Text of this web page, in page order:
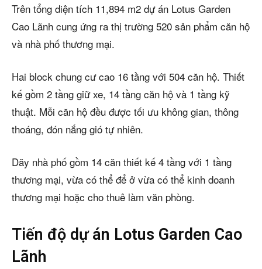
Trên tổng diện tích 11,894 m2 dự án Lotus Garden
Cao Lãnh cung ứng ra thị trường 520 sản phẩm căn hộ
và nhà phố thương mại.
Hai block chung cư cao 16 tầng với 504 căn hộ. Thiết
kế gồm 2 tầng giữ xe, 14 tầng căn hộ và 1 tầng kỹ
thuật. Mỗi căn hộ đều được tối ưu không gian, thông
thoáng, đón nắng gió tự nhiên.
Dãy nhà phố gồm 14 căn thiết kế 4 tầng với 1 tầng
thương mại, vừa có thể để ở vừa có thể kinh doanh
thương mại hoặc cho thuê làm văn phòng.
Tiến độ dự án Lotus Garden Cao
Lãnh